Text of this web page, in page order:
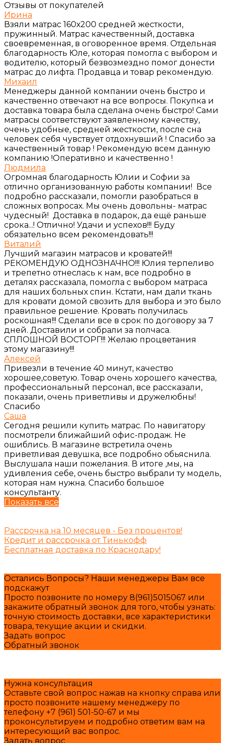
Отзывы от покупателей
Ирина
Взяли матрас 160х200 средней жесткости,
пружинный. Матрас качественный, доставка
своевременная, в оговоренное время. Отдельная
благодарность Юле, которая помогла с выбором и
водителю, который безвозмездно помог донести
матрас до лифта. Продавца и товар рекомендую.
Михаил
Менеджеры данной компании очень быстро и
качественно отвечают на все вопросы. Покупка и
доставка товара была сделана очень быстро! Сами
матрасы соответствуют заявленному качеству,
очень удобные, средней жесткости, после сна
человек себя чувствует отдохнувший ! Спасибо за
качественный товар ! Рекомендую всем данную
компанию !Оперативно и качественно !
Людмила
Огромная благодарность Юлии и Софии за
отлично организованную работы компании! Все
подробно рассказали, помогли разобраться в
сложных вопросах. Мы очень довольны- матрас
чудесный! Доставка в подарок, да ещё раньше
срока...! Отлично! Удачи и успехов!!! Буду
обязательно всем рекомендовать!!!
Виталий
Лучший магазин матрасов и кроватей!!!
РЕКОМЕНДУЮ ОДНОЗНАЧНО!!! Юлия терпеливо
и трепетно отнеслась к нам, все подробно в
деталях рассказала, помогла с выбором матраса
для наших больных спин. Кстати, нам дали ткань
для кровати домой свозить для выбора и это было
правильное решение. Кровать получилась
роскошная!!! Сделали все в срок по договору за 7
дней. Доставили и собрали за полчаса.
СПЛОШНОЙ ВОСТОРГ!!! Желаю процветания
этому магазину!!!
Алексей
Привезли в течение 40 минут, качество
хорошее,советую. Товар очень хорошего качества,
профессиональный персонал, все рассказали,
показали, очень приветливы и дружелюбны!
Спасибо
Саша
Сегодня решили купить матрас. По навигатору
посмотрели ближайший офис-продаж. Не
ошиблись. В магазине встретила очень
приветливая девушка, все подробно обьяснила.
Выслушала наши пожелания. В итоге ,мы, на
удивления себе, очень быстро выбрали ту модель,
которая нам нужна. Спасибо большое
консультанту.
Показать все
Рассрочка на 10 месяцев - Без процентов!
Кредит и рассрочка от Тинькофф
Бесплатная доставка по Краснодару!
Остались Вопросы? Наши менеджеры Вам все
подскажут
Просто позвоните по номеру 8(961)5015067 или
закажите обратный звонок для того, чтобы узнать:
точную стоимость доставки, все характеристики
товара, текущие акции и скидки.
Задать вопрос
Обратный звонок
Нужна консультация
Оставьте свой вопрос нажав на кнопку справа или
просто позвоните нашему менеджеру по
телефону +7 (961) 501-50-67 и мы
проконсультируем и подробно ответим вам на
интересующий вас вопрос.
Задать вопрос